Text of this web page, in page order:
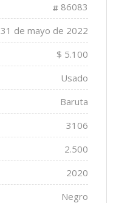
86083
31 de mayo de 2022
$ 5.100
Usado
Baruta
3106
2.500
2020
Negro